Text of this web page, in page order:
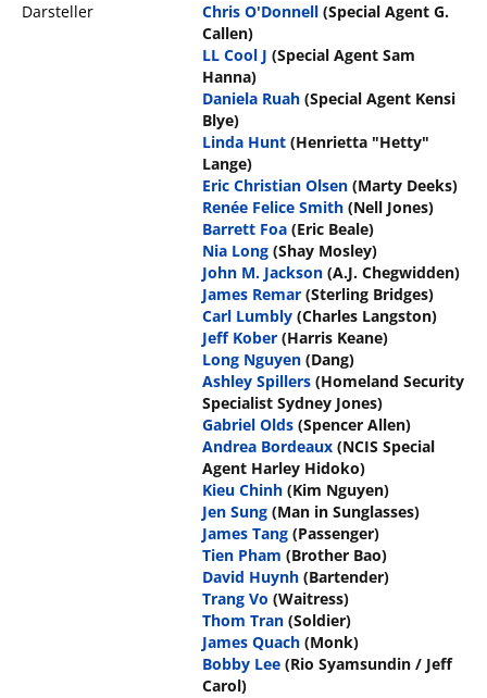
Darsteller
Chris O'Donnell (Special Agent G.
Callen)
LL Cool J (Special Agent Sam
Hanna)
Daniela Ruah (Special Agent Kensi
Blye)
Linda Hunt (Henrietta "Hetty"
Lange)
Eric Christian Olsen (Marty Deeks)
Renée Felice Smith (Nell Jones)
Barrett Foa (Eric Beale)
Nia Long (Shay Mosley)
John M. Jackson (A.J. Chegwidden)
James Remar (Sterling Bridges)
Carl Lumbly (Charles Langston)
Jeff Kober (Harris Keane)
Long Nguyen (Dang)
Ashley Spillers (Homeland Security
Specialist Sydney Jones)
Gabriel Olds (Spencer Allen)
Andrea Bordeaux (NCIS Special
Agent Harley Hidoko)
Kieu Chinh (Kim Nguyen)
Jen Sung (Man in Sunglasses)
James Tang (Passenger)
Tien Pham (Brother Bao)
David Huynh (Bartender)
Trang Vo (Waitress)
Thom Tran (Soldier)
James Quach (Monk)
Bobby Lee (Rio Syamsundin / Jeff
Carol)